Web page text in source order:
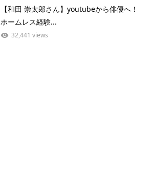
【和田 崇太郎さん】youtubeから俳優へ！
ホームレス経験...
32,441 views